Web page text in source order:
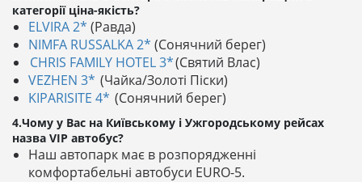
категорії ціна-якість?
ELVIRA 2* (Равда)
NIMFA RUSSALKA 2* (Сонячний берег)
CHRIS FAMILY HOTEL 3*(Святий Влас)
VEZHEN 3* (Чайка/Золоті Піски)
KIPARISITE 4* (Сонячний берег)
4.Чому у Вас на Київському і Ужгородському рейсах
назва VIP автобус?
Наш автопарк має в розпорядженні
комфортабельні автобуси EURO-5.